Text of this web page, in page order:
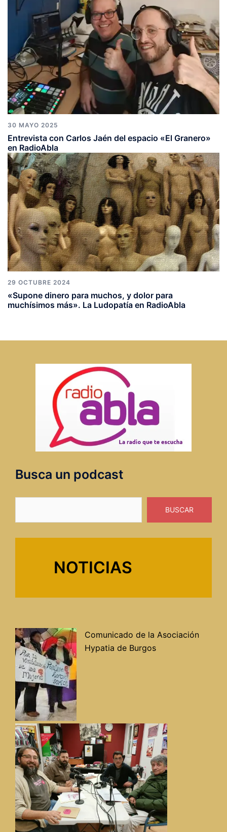
30 MAYO 2025
Entrevista con Carlos Jaén del espacio «El Granero»
en RadioAbla
29 OCTUBRE 2024
«Supone dinero para muchos, y dolor para
muchísimos más». La Ludopatía en RadioAbla
Busca un podcast
BUSCAR
NOTICIAS
Comunicado de la Asociación
Hypatia de Burgos